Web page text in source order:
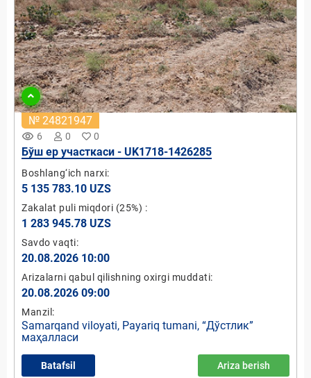
remove_red_eye 6 0 0
№ 24821947
Бўш ер участкаси - UK1718-1426285
Boshlang‘ich narxi:
5 135 783.10 UZS
Zakalat puli miqdori (25%) :
1 283 945.78 UZS
Savdo vaqti:
20.08.2026 10:00
Arizalarni qabul qilishning oxirgi muddati:
20.08.2026 09:00
Manzil:
Samarqand viloyati, Payariq tumani, “Дўстлик”
маҳалласи
Batafsil Ariza berish